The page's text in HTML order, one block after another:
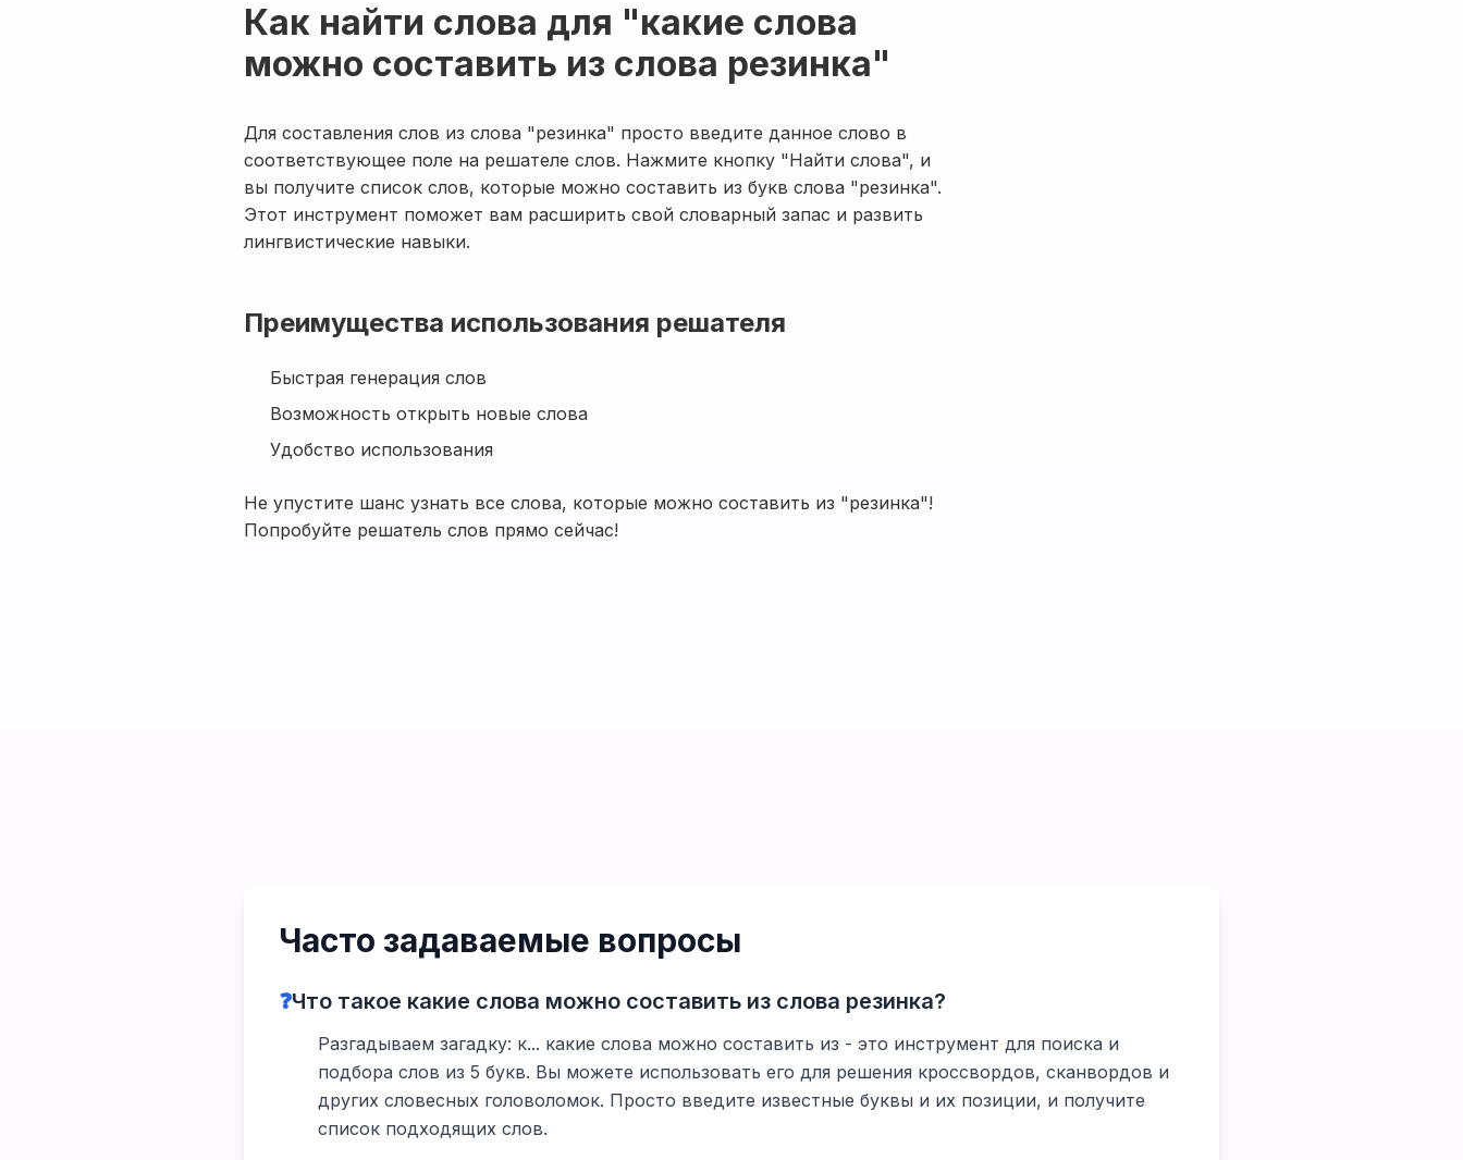
Как найти слова для "какие слова
можно составить из слова резинка"
Для составления слов из слова "резинка" просто введите данное слово в
соответствующее поле на решателе слов. Нажмите кнопку "Найти слова", и
вы получите список слов, которые можно составить из букв слова "резинка".
Этот инструмент поможет вам расширить свой словарный запас и развить
лингвистические навыки.
Преимущества использования решателя
Быстрая генерация слов
Возможность открыть новые слова
Удобство использования
Не упустите шанс узнать все слова, которые можно составить из "резинка"!
Попробуйте решатель слов прямо сейчас!
Часто задаваемые вопросы
❓Что такое какие слова можно составить из слова резинка?
Разгадываем загадку: к... какие слова можно составить из - это инструмент для поиска и
подбора слов из 5 букв. Вы можете использовать его для решения кроссвордов, сканвордов и
других словесных головоломок. Просто введите известные буквы и их позиции, и получите
список подходящих слов.